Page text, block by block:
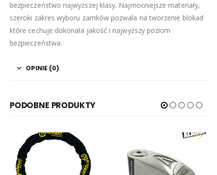
bezpieczeństwo najwyższej klasy. Najmocniejsze materiały,
szeroki zakres wyboru zamków pozwala na tworzenie blokad
które cechuje dokonała jakość i najwyższy poziom
bezpieczeństwa.
OPINIE (0)
PODOBNE PRODUKTY